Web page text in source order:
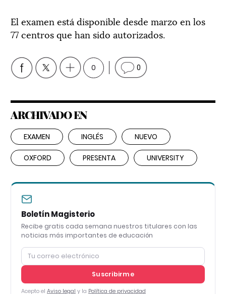
El examen está disponible desde marzo en los
77 centros que han sido autorizados.
0 0
ARCHIVADO EN
EXAMEN INGLÉS NUEVO
OXFORD PRESENTA UNIVERSITY
Boletín Magisterio
Recibe gratis cada semana nuestros titulares con las
noticias más importantes de educación
Suscribirme
Acepto el Aviso legal y la Política de privacidad